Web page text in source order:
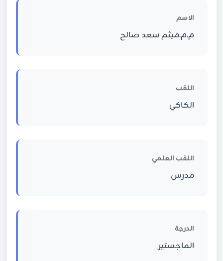
الاسم
م.م.ميثم سعد صالح
اللقب
الكاكي
اللقب العلمي
مدرس
الدرجة
الماجستير